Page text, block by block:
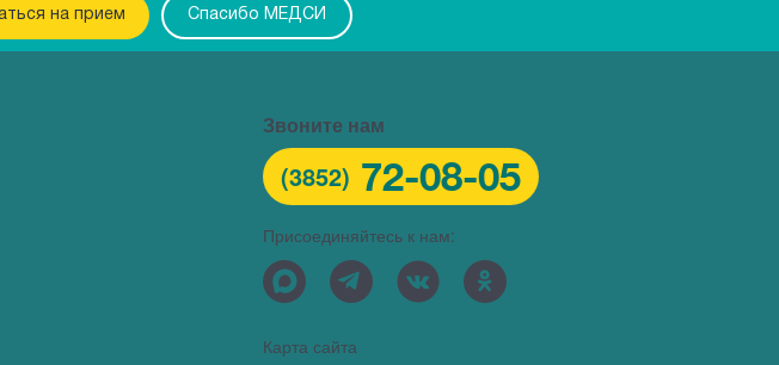
на прием Спасибо МЕДСИ
Звоните нам
(3852) 72-08-05
Присоединяйтесь к нам:
Карта сайта